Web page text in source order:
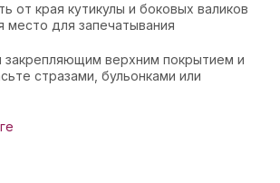
от края кутикулы и боковых валиков
место для запечатывания
закрепляющим верхним покрытием и
стразами, бульонками или